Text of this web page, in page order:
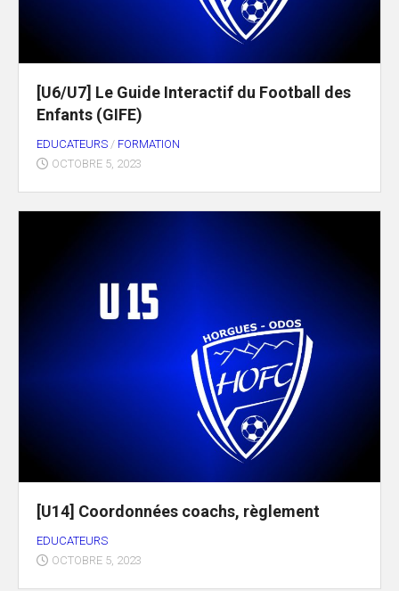
[U6/U7] Le Guide Interactif du Football des
Enfants (GIFE)
EDUCATEURS / FORMATION
OCTOBRE 5, 2023
[U14] Coordonnées coachs, règlement
EDUCATEURS
OCTOBRE 5, 2023